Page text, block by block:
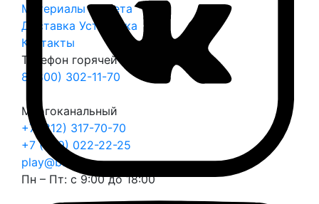
Материалы и цвета
Доставка Установка
Контакты
Телефон горячей линии
8 (800) 302-11-70
Многоканальный
+7 (812) 317-70-70
+7 (999) 022-22-25
play@balli.ru
Пн – Пт: с 9:00 до 18:00